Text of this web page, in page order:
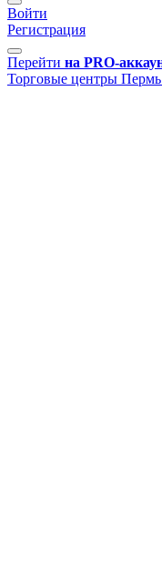
Войти
Регистрация
Перейти на PRO-
Торговые центры